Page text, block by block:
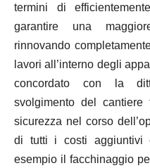
termini di
garantire una
rinnovando
lavori all’interno degli
concordato con la
svolgimento del
sicurezza nel corso
di tutti i costi aggiuntivi
esempio il facchinaggio